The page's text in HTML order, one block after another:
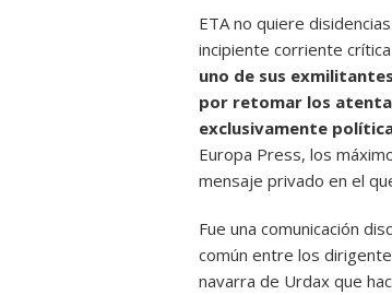
ETA no quiere
incipiente corriente
uno de sus
por retomar los
exclusivamente
Europa Press, los
mensaje privado en el
Fue una comunicación
común entre los
navarra de Urdax que